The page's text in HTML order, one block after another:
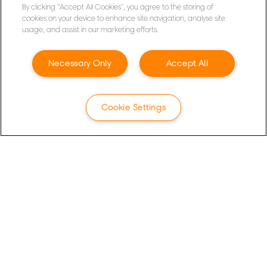
FELIRATKOZÁSHOZ
Adatvédelmi nyilatkozat
Adataim kezelése
By clicking “Accept All Cookies”, you agree to the storing of
cookies on your device to enhance site navigation, analyse site
usage, and assist in our marketing efforts.
Accept All
Necessary Only
Cookie Settings